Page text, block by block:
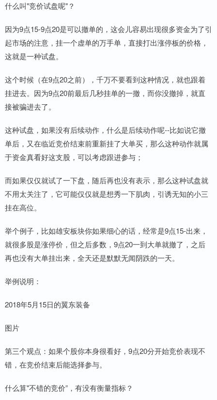
什么叫"竞价试盘呢"？
因为9点15-9点20是可以撤单的，这会儿容易出现很多资金为了引
起市场的注意，挂一个虚单的万手单，直接打出涨停板的价格，
这就是一种试盘。
这个时候（在9点20之前），千万不要看到这种情况，就也跟着
挂进去。因为9点20前最后几秒挂单的一撤，而你没撤掉，就直
接被骗进去了。
这种试盘，如果没有后续动作，什么是后续动作呢--比如说它撤
单后，又在临近竞价结束前重新挂了大单买，那么这种动作就属
于资金真看好这支股，可以考虑跟进参与；
而如果仅仅就试了一下盘，随后再也没有表示，那么这种试盘就
不用太关注了，它可能仅仅就是想秀一下肌肉，引诱无知的小三
挂在高位。
举个例子，比如雄安板块你如果细心的话，经常是9点15-出来，
就很多股是涨停价，但之后多数，9点20一到大单就撤了，之后
再也没有大单挂出来，全天还是默默无闻阴跌的一天。
举例说明：
2018年5月15日的翼东装备
图片
第三个观点：如果个股你本身很看好，9点20分开始竞价表现不
错，在竞价结束后能选择参与。
什么算"不错的竞价”，有没有衡量指标？